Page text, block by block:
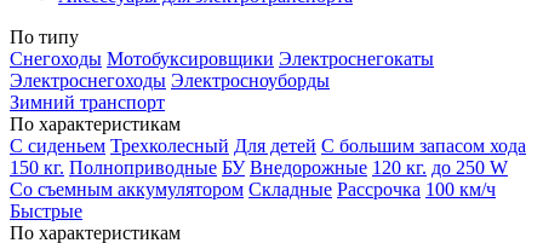
По типу
Снегоходы Мотобуксировщики Электроснегокаты
Электроснегоходы Электросноуборды
Зимний транспорт
По характеристикам
С сиденьем Трехколесный Для детей С большим запасом хода
150 кг. Полноприводные БУ Внедорожные 120 кг. до 250 W
Со съемным аккумулятором Складные Рассрочка 100 км/ч
Быстрые
По характеристикам